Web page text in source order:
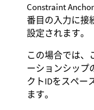
Constraint
番目の入力に接
設定されます。
この場合では、
ーションシップ
クトIDをスペー
ます。